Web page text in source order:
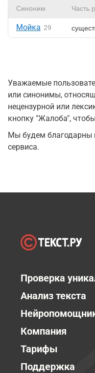
Синоним Часть
Мойка 29
Уважаемые
или синонимы,
нецензурной или
кнопку "Жалоба",
Мы будем благодарны
сервиса.
Проверка
Анализ текста
Компания
Тарифы
Поддержка